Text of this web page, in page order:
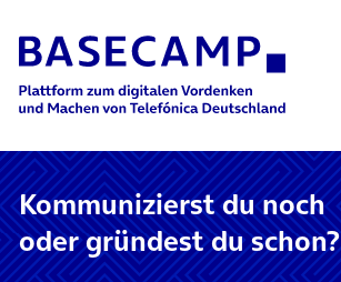
Main Navigation
Kommunizierst du noch
oder gründest du schon?